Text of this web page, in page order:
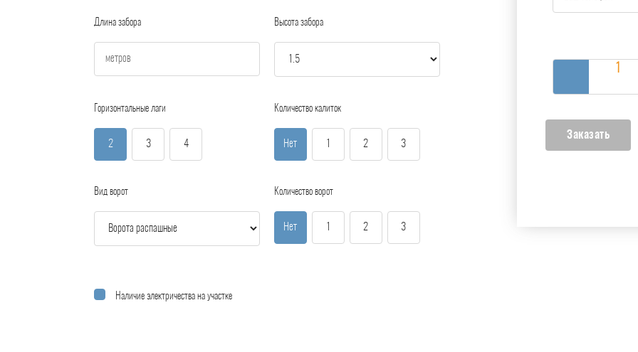
Длина забора Высота забора
Горизонтальные лаги
2 3 4
Количество калиток
Нет 2 3
Вид ворот Количество ворот
Нет 2 3
Наличие электричества на участке